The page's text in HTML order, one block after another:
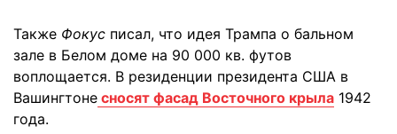
Также Фокус писал, что идея Трампа о бальном
зале в Белом доме на 90 000 кв. футов
воплощается. В резиденции президента США в
Вашингтоне сносят фасад Восточного крыла 1942
года.